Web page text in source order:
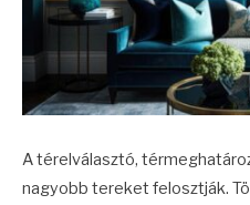
A térelválasztó,
nagyobb tereket felosztják.